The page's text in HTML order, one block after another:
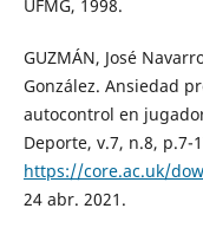
UFMG, 1998.
GUZMÁN, José
González. Ansiedad
autocontrol en
Deporte, v.7, n.8, p.7-
https://core.ac.uk/
24 abr. 2021.